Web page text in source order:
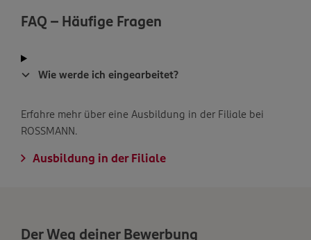
FAQ - Häufige Fragen
Wie werde ich eingearbeitet?
Erfahre mehr über eine Ausbildung in der Filiale bei
ROSSMANN.
Ausbildung in der Filiale
Der Weg deiner Bewerbung